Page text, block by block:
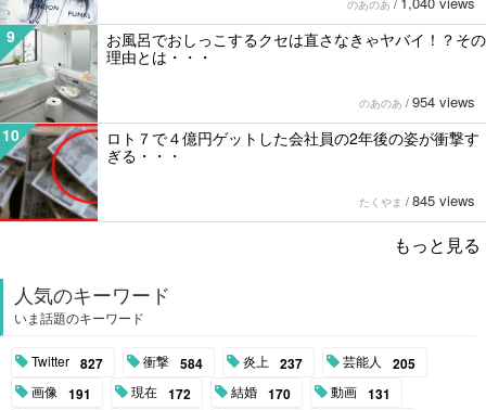
のあのあ /
9
お風呂でおしっこするクセは直さなきゃヤバイ！？その
理由とは・・・
のあのあ / 954 views
10
ロト７で４億円ゲットした会社員の2年後の姿が衝撃す
ぎる・・・
たくやま / 845 views
もっと見る
人気のキーワード
いま話題のキーワード
Twitter 827 衝撃 584 炎上 237 芸能人 205
画像 191 現在 172 結婚 170 動画 131